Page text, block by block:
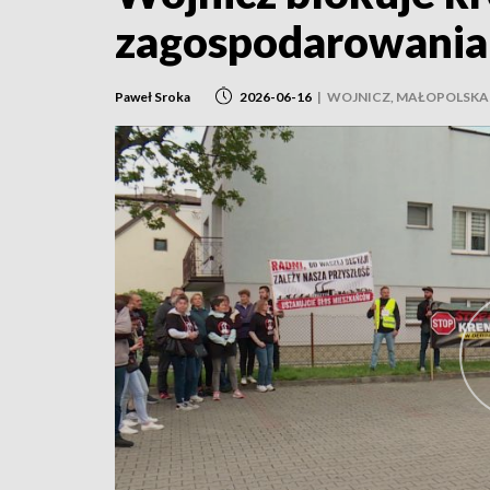
zagospodarowania
Paweł Sroka 2026-06-16 | WOJNICZ, MAŁOPOLSKA